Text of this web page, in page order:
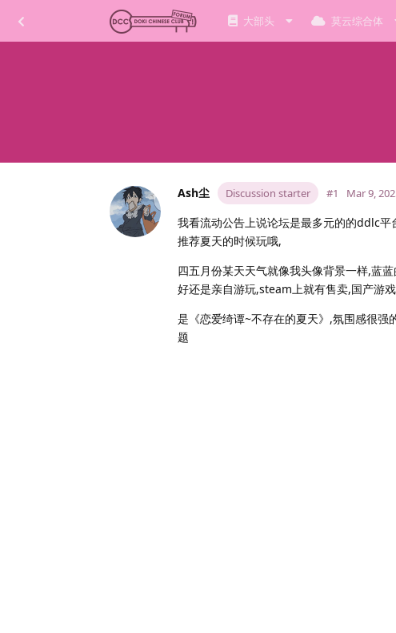
大部头 莫云综合体
Ash尘 Discussion starter #1 Mar 9,
我看流动公告上说论坛是最多元的的ddlc
推荐夏天的时候玩哦,
四五月份某天天气就像我头像背景一样,蓝
好还是亲自游玩,steam上就有售卖,国产游
是《恋爱绮谭~不存在的夏天》,氛围感很
题